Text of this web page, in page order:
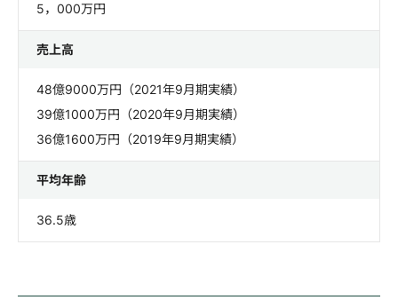
5，000万円
売上高
48億9000万円（2021年9月期実績）
39億1000万円（2020年9月期実績）
36億1600万円（2019年9月期実績）
平均年齢
36.5歳